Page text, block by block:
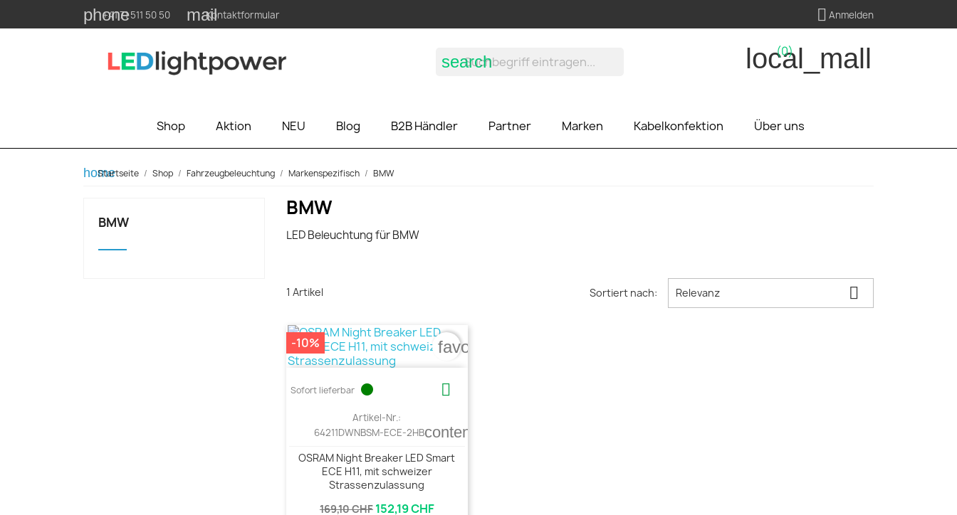
phone
+41 71 511 50 50 mailKontaktformular  Anmelden
search local_mall
(0)
Shop Aktion NEU Blog B2B Händler Partner Marken Kabelkonfektion Über uns
home
Startseite Shop Fahrzeugbeleuchtung Markenspezifisch BMW
BMW
BMW
LED Beleuchtung für BMW
1 Artikel Sortiert nach: Relevanz 
Sofort lieferbar circle 
Artikel-Nr.:
64211DWNBSM-ECE-2HBcontent_copy
OSRAM Night Breaker LED Smart
ECE H11, mit schweizer
Strassenzulassung
169,10 CHF 152,19 CHF
-10% favorite_border